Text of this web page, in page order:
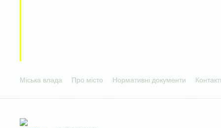
Міська влада Про місто Нормативні документи